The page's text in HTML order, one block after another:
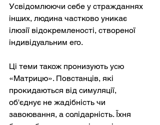
Усвідомлюючи себе у стражданнях
інших, людина частково уникає
ілюзії відокремленості, створеної
індивідуальним его.
Ці теми також пронизують усю
«Матрицю». Повстанців, які
прокидаються від симуляції,
об'єднує не жадібність чи
завоювання, а солідарність. Їхня